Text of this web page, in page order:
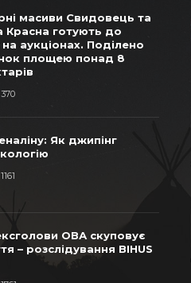
масиви Свидовець та
Красна готують до
аукціонах. Поділено
площею понад 8
370
Як джипінг
1161
ОВА скуповує
– розслідування BIHUS